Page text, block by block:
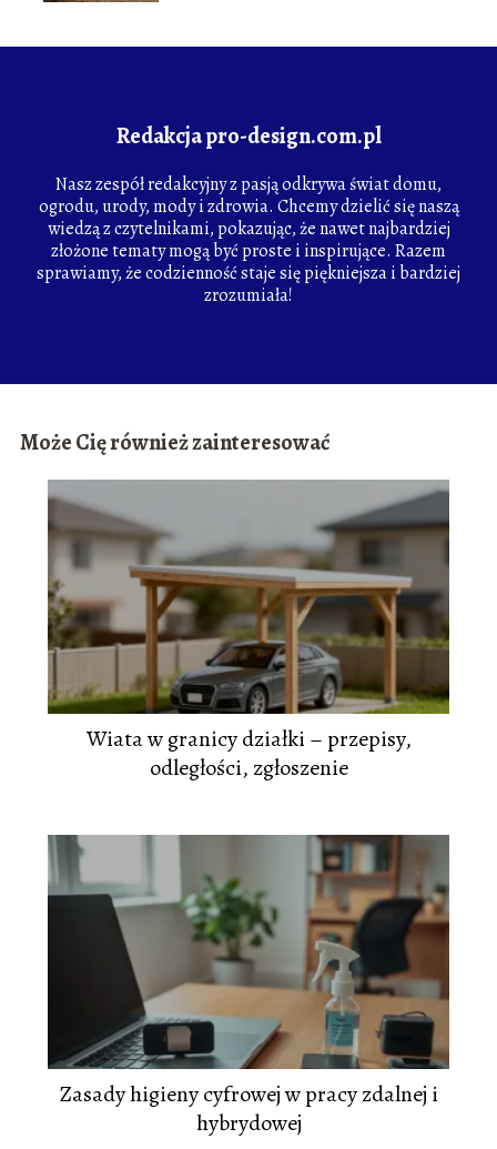
Redakcja pro-design.com.pl
Nasz zespół redakcyjny z pasją odkrywa świat domu,
ogrodu, urody, mody i zdrowia. Chcemy dzielić się naszą
wiedzą z czytelnikami, pokazując, że nawet najbardziej
złożone tematy mogą być proste i inspirujące. Razem
sprawiamy, że codzienność staje się piękniejsza i bardziej
zrozumiała!
Może Cię również zainteresować
Wiata w granicy działki – przepisy,
odległości, zgłoszenie
Zasady higieny cyfrowej w pracy zdalnej i
hybrydowej